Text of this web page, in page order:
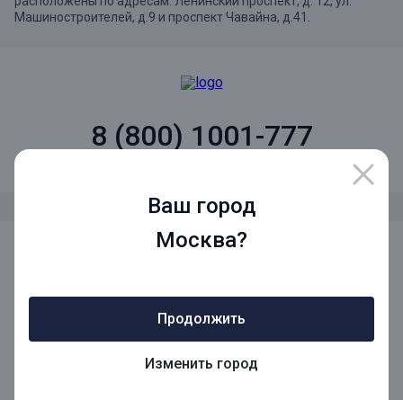
Ваш город
Москва?
Продолжить
Изменить город
Машиностроителей, д.9 и проспект Чавайна, д.41.
8 (800) 1001-777
Мобильное приложение